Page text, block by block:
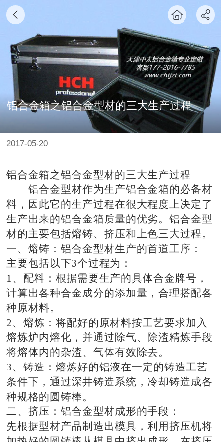
铝合金箱之铝合金型材的三大生产过程
2017-05-20
铝合金箱之铝合金型材的三大生产过程
铝合金型材作为生产铝合金箱的必备材
料，因此它的生产过程在很大程度上决定了
生产出来的铝合金箱质量的优劣。铝合金型
材的主要包括熔铸、挤压和上色三大过程。
一、熔铸：铝合金型材生产的首道工序：
主要包括以下3个过程为：
1、配料：根据需要生产的具体合金牌号，
计算出各种合金成分的添加量，合理搭配各
种原材料。
2、熔炼：将配好的原材料按工艺要求加入
熔炼炉内熔化，并通过除气、除渣精炼手段
将熔体内的杂渣、气体有效除去。
3、铸造：熔炼好的铝液在一定的铸造工艺
条件下，通过深井铸造系统，冷却铸造成各
种规格的圆铸棒。
二、挤压：铝合金型材成形的手段：
先根据型材产品制造出模具，利用挤压机将